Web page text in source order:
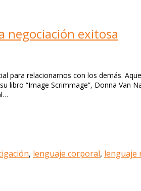
negociación exitosa
para relacionarnos con los demás.
libro “Image Scrimmage”, Donna
, lenguaje corporal, lenguaje